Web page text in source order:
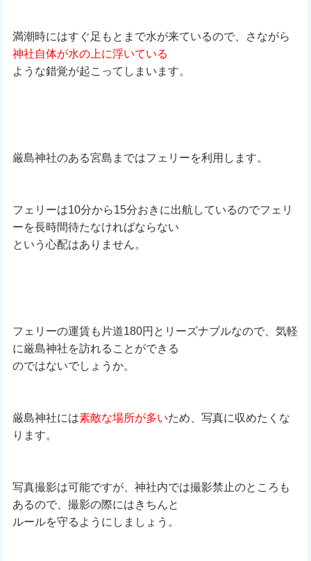
満潮時にはすぐ足もとまで水が来ているので、さながら
神社自体が水の上に浮いている
ような錯覚が起こってしまいます。
厳島神社のある宮島まではフェリーを利用します。
フェリーは10分から15分おきに出航しているのでフェリ
ーを長時間待たなければならない
という心配はありません。
フェリーの運賃も片道180円とリーズナブルなので、気軽
に厳島神社を訪れることができる
のではないでしょうか。
厳島神社には素敵な場所が多いため、写真に収めたくな
ります。
写真撮影は可能ですが、神社内では撮影禁止のところも
あるので、撮影の際にはきちんと
ルールを守るようにしましょう。